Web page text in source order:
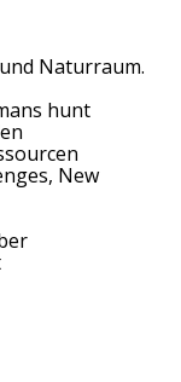
Naturraum.
hunt
New